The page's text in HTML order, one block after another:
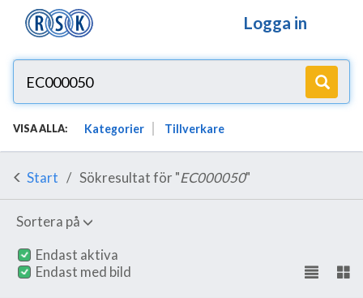
Logga in
VISA ALLA: Kategorier Tillverkare
Start Sökresultat för "EC000050"
Sortera på
Endast aktiva
Endast med bild